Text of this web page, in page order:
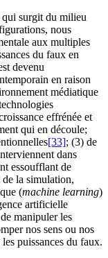
qui surgit du milieu
nous
aux multiples
du faux en
devenu
en raison
médiatique
effrénée et
qui en découle;
[33]; (3) de
dans
essoufflant de
la simulation,
(machine learning)
artificielle
manipuler les
nos sens ou nos
puissances du faux.